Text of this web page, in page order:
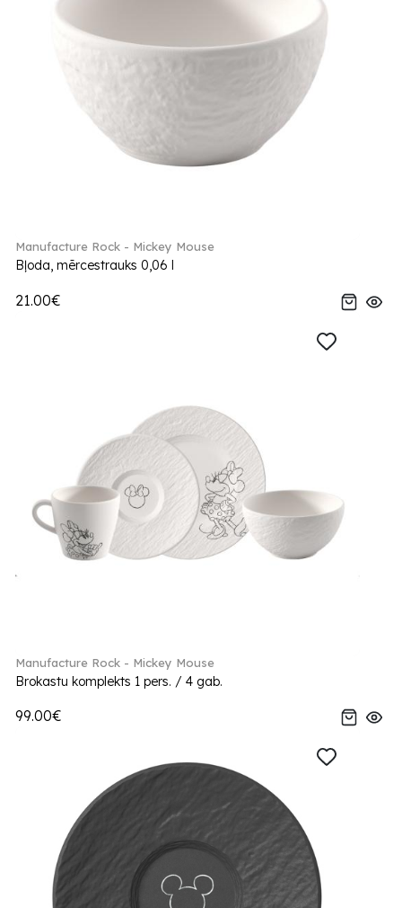
Manufacture Rock - Mickey Mouse
Bļoda, mērcestrauks 0,06 l
21.00€
Manufacture Rock - Mickey Mouse
Brokastu komplekts 1 pers. / 4 gab.
99.00€